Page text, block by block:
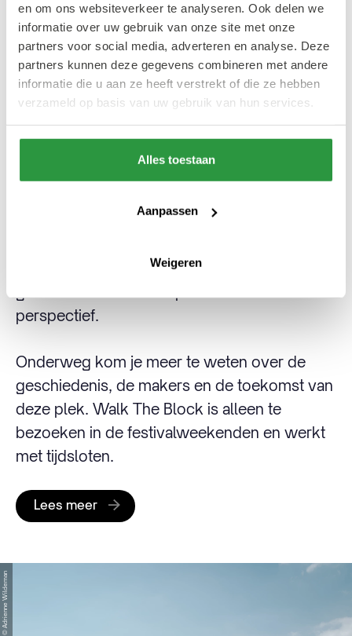
en om ons websiteverkeer te analyseren. Ook delen we
informatie over uw gebruik van onze site met onze
partners voor social media, adverteren en analyse. Deze
partners kunnen deze gegevens combineren met andere
informatie die u aan ze heeft verstrekt of die ze hebben
verzameld op basis van uw gebruik van hun services.
Alles toestaan
Aanpassen
Weigeren
Een absolute must-see dit jaar is Walk The
Block, een bijzondere route over het
Schiekadeblok. Dit creatieve stukje stad,
bekend van onder andere het nachtleven en
culturele initiatieven, gaat een flinke
verandering tegemoet. En dat maakt dit hét
moment om het te ervaren.
luchtpad aangelegd dat verschillende daken
loop je over twaalf daken en ontdek je het
perspectief.
Onderweg kom je meer te weten over de
geschiedenis, de makers en de toekomst van
deze plek. Walk The Block is alleen te
bezoeken in de festivalweekenden en werkt
met tijdsloten.
Lees meer
© Adrienne Wildeman